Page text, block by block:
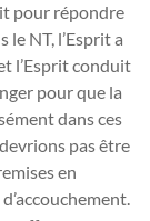
pour répondre
NT, l’Esprit a
l’Esprit conduit
pour que la
dans ces
pas être
en